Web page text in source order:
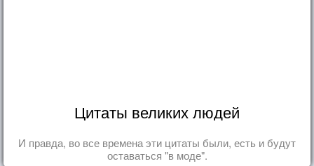
Цитаты великих людей
И правда, во все времена эти цитаты были, есть и будут
оставаться "в моде".